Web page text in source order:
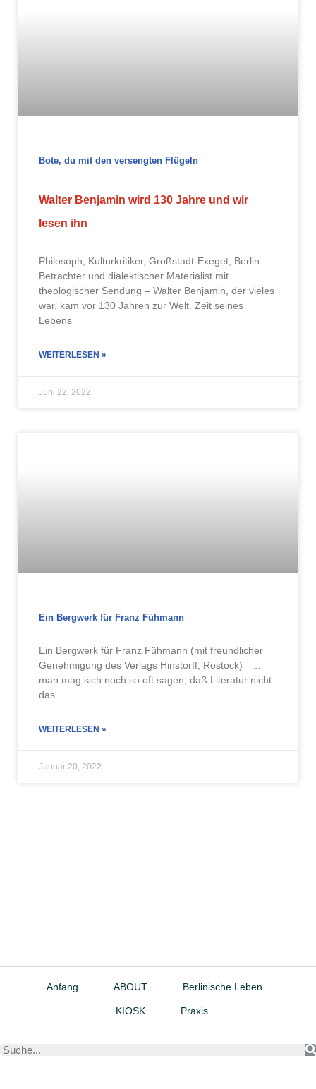
Bote, du mit den versengten Flügeln
Walter Benjamin wird 130 Jahre und wir
lesen ihn
Philosoph, Kulturkritiker, Großstadt-Exeget, Berlin-
Betrachter und dialektischer Materialist mit
theologischer Sendung – Walter Benjamin, der vieles
war, kam vor 130 Jahren zur Welt. Zeit seines
Lebens
WEITERLESEN »
Juni 22, 2022
Ein Bergwerk für Franz Fühmann
Ein Bergwerk für Franz Fühmann (mit freundlicher
Genehmigung des Verlags Hinstorff, Rostock) …
man mag sich noch so oft sagen, daß Literatur nicht
das
WEITERLESEN »
Januar 20, 2022
Anfang ABOUT Berlinische Leben
KIOSK Praxis